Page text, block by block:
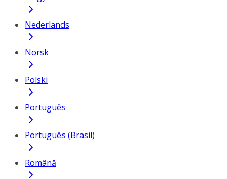
Nederlands
Norsk
Polski
Português
Português (Brasil)
Română